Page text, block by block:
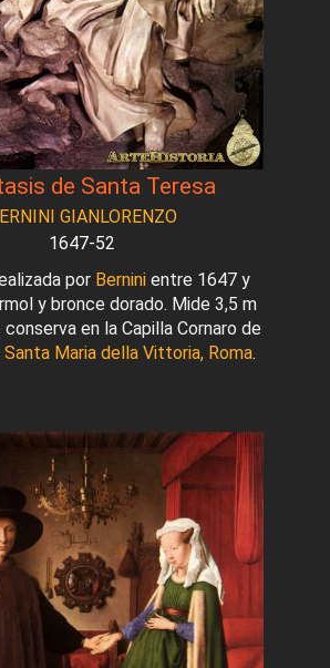
de Santa Teresa
GIANLORENZO
1647-52
por Berninientre 1647 y
y bronce dorado. Mide 3,5 m
en la Capilla Cornaro de
Maria della Vittoria, Roma.